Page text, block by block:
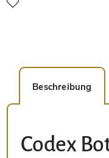
Beschreibung
Codex